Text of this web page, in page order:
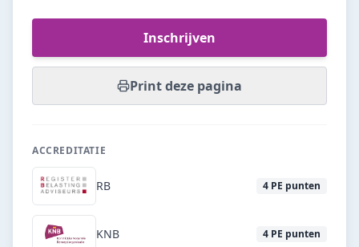
Inschrijven
Print deze pagina
ACCREDITATIE
RB 4 PE punten
KNB 4 PE punten